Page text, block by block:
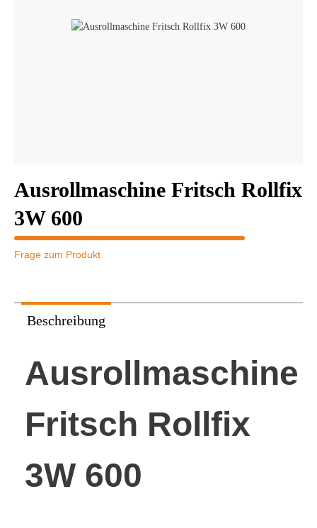
Ausrollmaschine Fritsch Rollfix
3W 600
Frage zum Produkt
Beschreibung
Ausrollmaschine
Fritsch Rollfix
3W 600